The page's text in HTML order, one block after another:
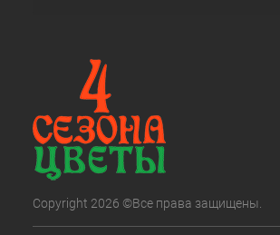
Copyright 2026 ©Все права защищены.